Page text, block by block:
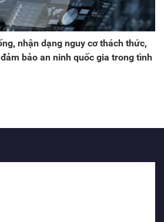
nhận dạng nguy cơ thách thức,
bảo an ninh quốc gia trong tình